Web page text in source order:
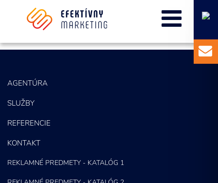
AGENTÚRA
SLUŽBY
REFERENCIE
KONTAKT
REKLAMNÉ PREDMETY - KATALÓG 1
Marketingový základ
Externý marketingový manažér pre vašu firmu
Súhlasím so spracovaním osobných informácií.
ODOSLAŤ